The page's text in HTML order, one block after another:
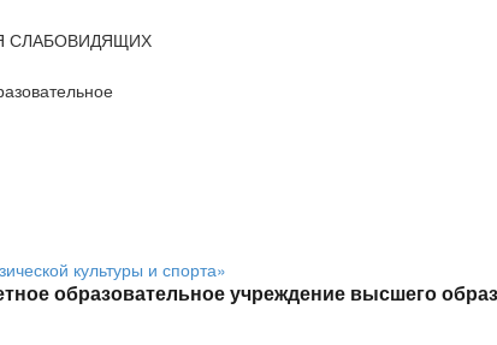
образовательное учреждение высшего